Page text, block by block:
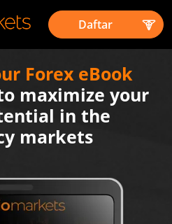
Daftar
Forex eBook
maximize your
in the
markets